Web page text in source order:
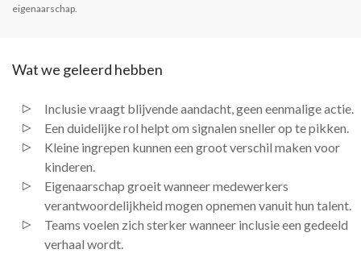
eigenaarschap.
Wat we geleerd hebben
Inclusie vraagt blijvende aandacht, geen eenmalige actie.
Een duidelijke rol helpt om signalen sneller op te pikken.
Kleine ingrepen kunnen een groot verschil maken voor
kinderen.
Eigenaarschap groeit wanneer medewerkers
verantwoordelijkheid mogen opnemen vanuit hun talent.
Teams voelen zich sterker wanneer inclusie een gedeeld
verhaal wordt.